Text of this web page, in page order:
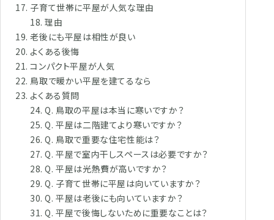
子育て世帯に平屋が人気な理由
理由
老後にも平屋は相性が良い
よくある後悔
コンパクト平屋が人気
鳥取で暖かい平屋を建てるなら
よくある質問
Q. 鳥取の平屋は本当に寒いですか？
Q. 平屋は二階建てより寒いですか？
Q. 鳥取で重要な住宅性能は？
Q. 平屋で室内干しスペースは必要ですか？
Q. 平屋は光熱費が高いですか？
Q. 子育て世帯に平屋は向いていますか？
Q. 平屋は老後にも向いていますか？
Q. 平屋で後悔しないために重要なことは？